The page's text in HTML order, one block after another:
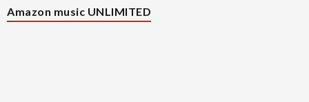
Amazon music UNLIMITED